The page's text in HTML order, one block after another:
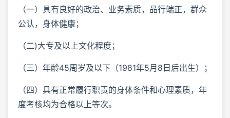
（一）具有良好的政治、业务素质，品行端正，群众
公认，身体健康；
（二)大专及以上文化程度；
（三）年龄45周岁及以下（1981年5月8日后出生）；
（四）具有正常履行职责的身体条件和心理素质，年
度考核均为合格以上等次。